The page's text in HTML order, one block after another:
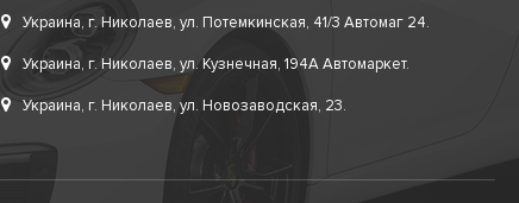
Украина, г. Николаев, ул. Потемкинская, 41/3 Автомаг 24.
Украина, г. Николаев, ул. Кузнечная, 194А Автомаркет.
Украина, г. Николаев, ул. Новозаводская, 23.